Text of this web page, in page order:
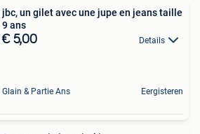
jbc, un gilet avec une jupe en jeans taille
9 ans
€ 5,00 Details
Glain & Partie Ans Eergisteren